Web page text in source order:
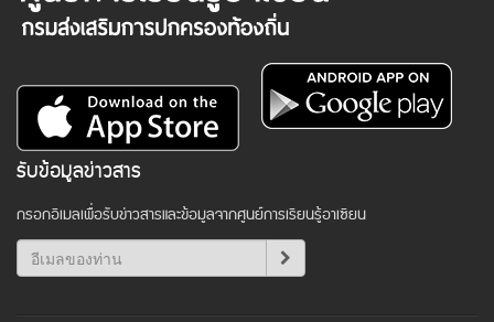
รับข้อมูลข่าวสาร
กรอกอีเมลเพื่อรับข่าวสารและข้อมูลจากศูนย์การเรียนรู้อาเซียน